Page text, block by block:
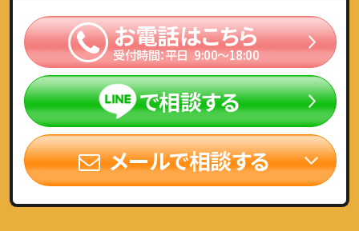
お電話はこちら
受付時間：平日 9:00〜18:00
で相談する
メールで相談する